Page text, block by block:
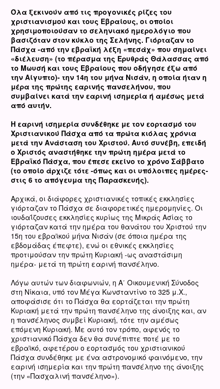
Όλα ξεκινούν από τις προγονικές ρίζες του
χριστιανισμού και τους Εβραίους, οι οποίοι
χρησιμοποιούσαν το σεληνιακό ημερολόγιο που
βασιζόταν στον κύκλο της Σελήνης. Γιόρταζαν το
Πάσχα -από την εβραϊκή λέξη «πεσάχ» που σημαίνει
«διέλευση» (το πέρασμα της Ερυθράς Θάλασσας από
το Μωυσή και τους Εβραίους που οδήγησε έξω από
την Αίγυπτο)- την 14η του μήνα Νισάν, η οποία ήταν η
μέρα της πρώτης εαρινής πανσελήνου, που
συμβαίνει κατά την εαρινή ισημερία ή αμέσως μετά
από αυτήν.
Η εαρινή ισημερία συνδέθηκε με τον εορτασμό του
Χριστιανικού Πάσχα από τα πρώτα κιόλας χρόνια
μετά την Ανάσταση του Χριστού. Αυτό συνέβη, επειδή
ο Χριστός αναστήθηκε την πρώτη ημέρα μετά το
Εβραϊκό Πάσχα, που έπεσε εκείνο το χρόνο Σάββατο
(το οποίο άρχιζε τότε -όπως και οι υπόλοιπες ημέρες-
στις 6 το απόγευμα της Παρασκευής).
Αρχικά, οι διάφορες χριστιανικές τοπικές εκκλησίες
γιόρταζαν το Πάσχα σε διαφορετικές ημερομηνίες. Οι
ιουδαΐζουσες εκκλησίες κυρίως της Μικράς Ασίας το
γιόρταζαν κατά την ημέρα του θανάτου του Χριστού την
15η του εβραϊκού μήνα Νισάν (σε όποια ημέρα της
εβδομάδας έπεφτε), ενώ οι εθνικές εκκλησίες
προτιμούσαν την πρώτη Κυριακή -ως αναστάσιμη
ημέρα- μετά τη πρώτη εαρινή πανσέληνο.
Λόγω αυτών των διαφωνιών, η Α΄ Οικουμενική Σύνοδος
στη Νίκαια, υπό τον Μέγα Κωνσταντίνο το 325 μ.Χ.,
αποφάσισε ότι το Πάσχα θα εορτάζεται την πρώτη
Κυριακή μετά την πρώτη πανσέληνο της άνοιξης και, αν
η πανσέληνος συμβεί Κυριακή, τότε την αμέσως
επόμενη Κυριακή. Με αυτό τον τρόπο, αφενός το
χριστιανικό Πάσχα δεν θα συνέπιπτε ποτέ με το
εβραϊκό, αφετέρου ο εορτασμός του χριστιανικού
Πάσχα συνδέθηκε με ένα αστρονομικό φαινόμενο, την
εαρινή ισημερία και την πρώτη πανσέληνο της άνοιξης
(την «Πασχαλινή πανσέληνο»).